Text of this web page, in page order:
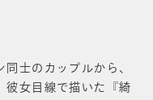
士のカップルから、
彼女目線で描いた『綺